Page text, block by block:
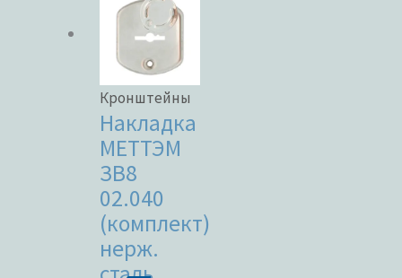
Кронштейны
Накладка
МЕТТЭМ
ЗВ8
02.040
(комплект)
нерж.